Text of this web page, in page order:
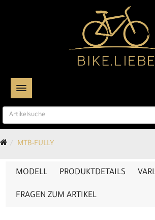
TOGGLE NAVIGATION
MTB-FULLY
MODELL PRODUKTDETAILS
FRAGEN ZUM ARTIKEL